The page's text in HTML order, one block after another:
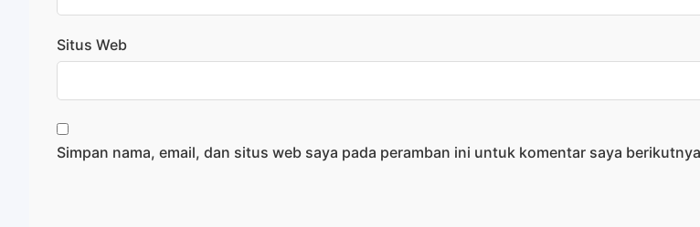
Situs Web
Simpan nama, email, dan situs web saya pada peramban ini untuk komentar saya